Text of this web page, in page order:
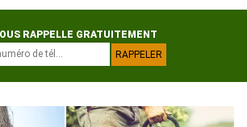
RAPPELLE GRATUITEMENT